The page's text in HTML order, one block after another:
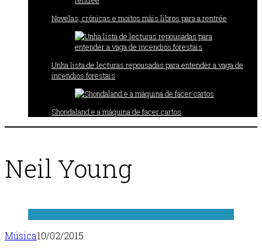
Novelas, crónicas e moitos máis libros para a rentrée
Unha lista de lecturas repousadas para entender a vaga de
incendios forestais
Shondaland e a máquina de facer cartos
Neil Young
Música10/02/2015